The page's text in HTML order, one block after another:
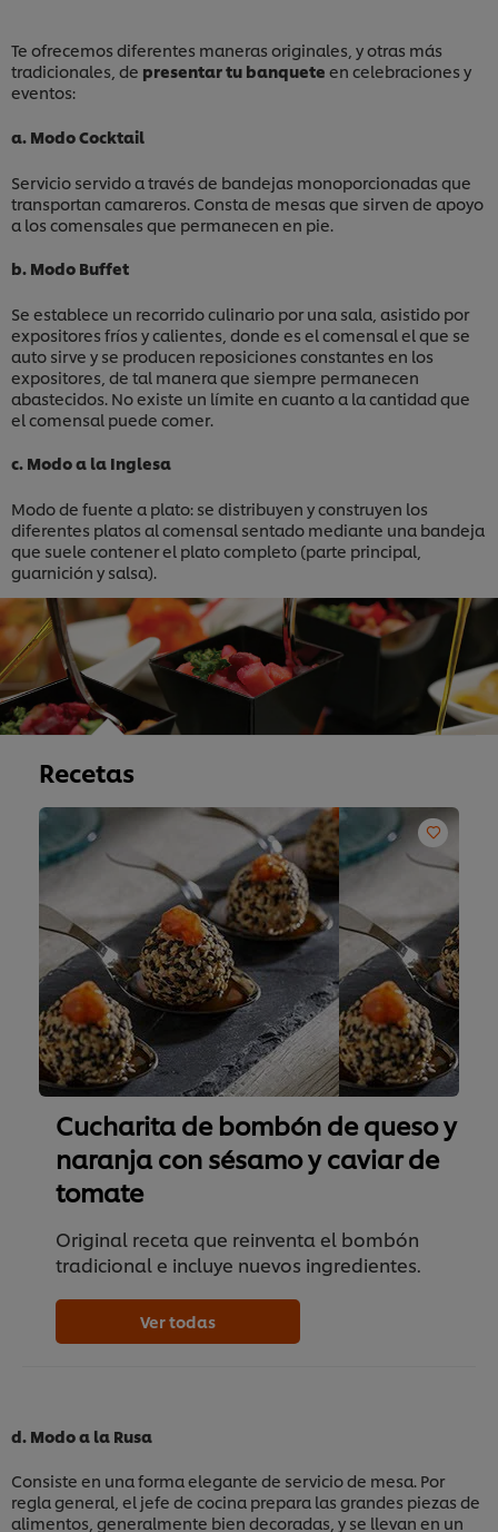
Descargar
Te ofrecemos diferentes maneras originales, y otras más
tradicionales, de presentar tu banquete en celebraciones y
eventos:
a. Modo Cocktail
Servicio servido a través de bandejas monoporcionadas que
transportan camareros. Consta de mesas que sirven de apoyo
a los comensales que permanecen en pie.
b. Modo Buffet
Se establece un recorrido culinario por una sala, asistido por
expositores fríos y calientes, donde es el comensal el que se
auto sirve y se producen reposiciones constantes en los
expositores, de tal manera que siempre permanecen
abastecidos. No existe un límite en cuanto a la cantidad que
el comensal puede comer.
c. Modo a la Inglesa
Modo de fuente a plato: se distribuyen y construyen los
diferentes platos al comensal sentado mediante una bandeja
que suele contener el plato completo (parte principal,
guarnición y salsa).
Recetas
Cucharita de bombón de queso y
naranja con sésamo y caviar de
tomate
Original receta que reinventa el bombón
tradicional e incluye nuevos ingredientes.
Ver todas
d. Modo a la Rusa
Consiste en una forma elegante de servicio de mesa. Por
regla general, el jefe de cocina prepara las grandes piezas de
alimentos, generalmente bien decoradas, y se llevan en un